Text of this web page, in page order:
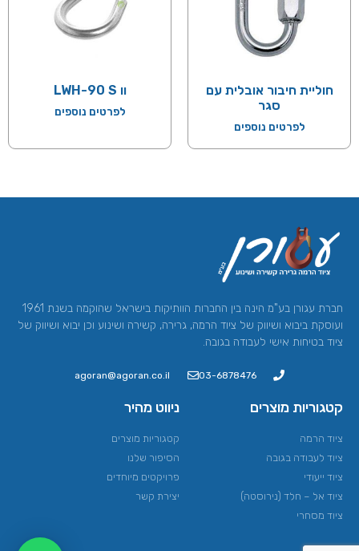
חוליית חיבור אובלית עם
סגר
לפרטים נוספים
וו LWH-90 S
לפרטים נוספים
חברת עגורן בע"מ הינה בין החברות הוותיקות בישראל שהוקמה בשנת 1961
ועוסקת ביבוא ושיווק של ציוד הרמה, גרירה, קשירה ושינוע וכן יבוא ושיווק של
ציוד בטיחות אישי לעבודה בגובה.
03-6878476
agoran@agoran.co.il
קטגוריות מוצרים
ציוד הרמה​
ציוד לעבודה בגובה
ציוד ייעודי
ציוד אל – חלד (נירוסטה)
ציוד מסחרי
ניווט מהיר
קטגוריות מוצרים
הסיפור שלנו
פרויקטים מיוחדים
יצירת קשר